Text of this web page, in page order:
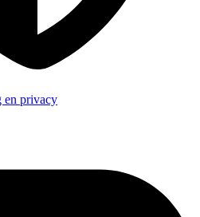
en privacy